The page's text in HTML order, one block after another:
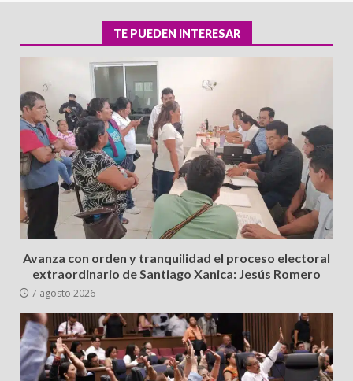
TE PUEDEN INTERESAR
Avanza con orden y tranquilidad el proceso electoral
extraordinario de Santiago Xanica: Jesús Romero
7 agosto 2026